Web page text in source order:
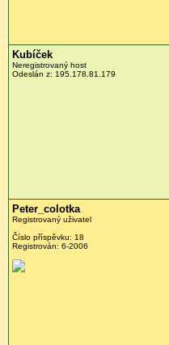
Kubíček
Neregistrovaný host
Odeslán z: 195.178.81.179
Peter_colotka
Registrovaný uživatel
Číslo příspěvku: 18
Registrován: 6-2006